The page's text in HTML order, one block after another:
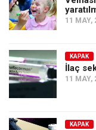
11 MAY,
KAPAK
İlaç
11 MAY,
KAPAK